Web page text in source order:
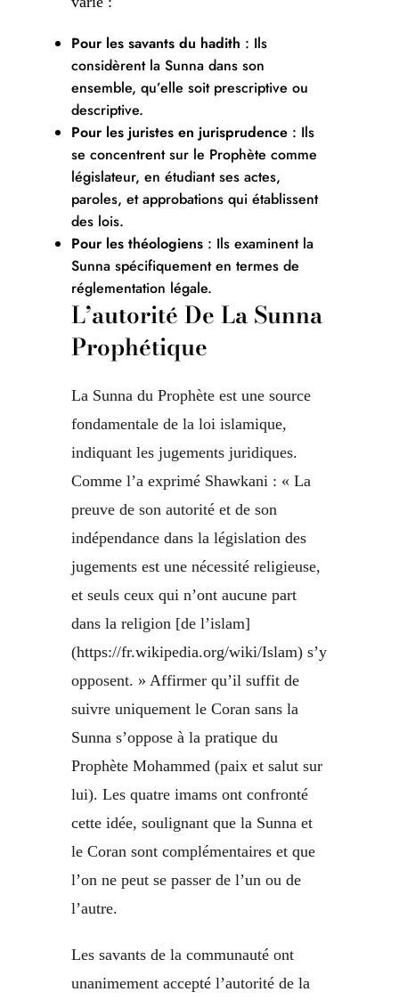
Pour les savants du hadith : Ils
considèrent la Sunna dans son
ensemble, qu’elle soit prescriptive ou
descriptive.
Pour les juristes en jurisprudence : Ils
se concentrent sur le Prophète comme
législateur, en étudiant ses actes,
paroles, et approbations qui établissent
des lois.
Pour les théologiens : Ils examinent la
Sunna spécifiquement en termes de
réglementation légale.
L’autorité De La Sunna
Prophétique
La Sunna du Prophète est une source
fondamentale de la loi islamique,
indiquant les jugements juridiques.
Comme l’a exprimé Shawkani : « La
preuve de son autorité et de son
indépendance dans la législation des
jugements est une nécessité religieuse,
et seuls ceux qui n’ont aucune part
dans la religion [de l’islam]
(https://fr.wikipedia.org/wiki/Islam) s’y
opposent. » Affirmer qu’il suffit de
suivre uniquement le Coran sans la
Sunna s’oppose à la pratique du
Prophète Mohammed (paix et salut sur
lui). Les quatre imams ont confronté
cette idée, soulignant que la Sunna et
le Coran sont complémentaires et que
l’on ne peut se passer de l’un ou de
l’autre.
Les savants de la communauté ont
unanimement accepté l’autorité de la